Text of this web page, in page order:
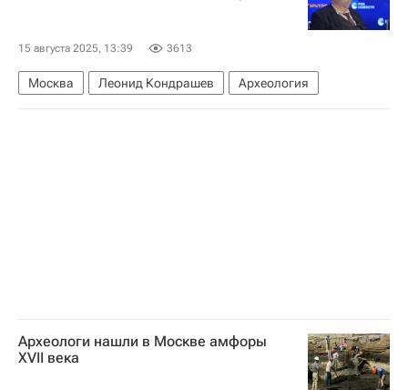
15 августа 2025, 13:39 3613
Москва Леонид Кондрашев Археология
Археологи нашли в Москве амфоры
XVII века